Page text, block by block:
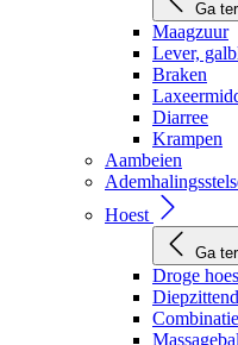
Ga
Maagzuur
Lever,
Braken
Diarree
Krampen
Aambeien
Hoest
Ga
Droge